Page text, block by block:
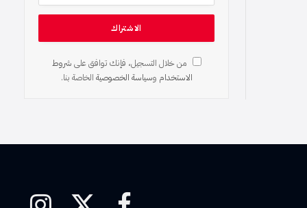
من خلال التسجيل، فإنك توافق على شروط
الاستخدام وسياسة الخصوصية الخاصة بنا.